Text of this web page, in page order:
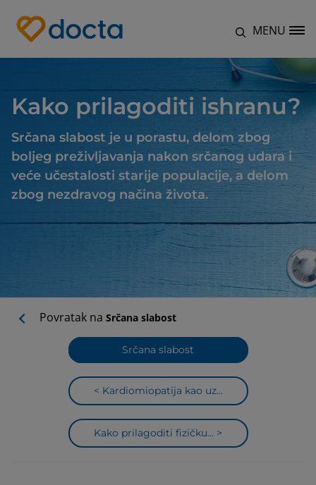
Site Logo MENU
Kako prilagoditi ishranu?
Srčana slabost je u porastu, delom zbog
boljeg preživljavanja nakon srčanog udara i
veće učestalosti starije populacije, a delom
zbog nezdravog načina života.
Povratak na Srčana slabost
Srčana slabost
< Kardiomiopatija kao uz...
Kako prilagoditi fizičku... >